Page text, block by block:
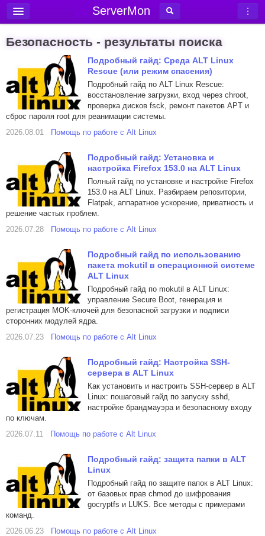
ServerMon
Новости
Блог
Статьи
Форум
Вход в аккаунт
Безопасность - результаты поиска
Подробный гайд: Среда ALT Linux
Rescue (или режим спасения)
Подробный гайд по ALT Linux Rescue:
восстановление загрузки, вход через chroot,
проверка дисков fsck, ремонт пакетов APT и
сброс пароля root для реанимации системы.
2026.08.01
Помощь по работе с Alt Linux
Подробный гайд: Установка и
настройка Firefox 153.0 на ALT Linux
Полный гайд по установке и настройке Firefox
153.0 на ALT Linux. Разбираем репозитории,
Flatpak, аппаратное ускорение, приватность и
решение частых проблем.
2026.07.28
Помощь по работе с Alt Linux
Подробный гайд по использованию
пакета mokutil в операционной системе
ALT Linux
Подробный гайд по mokutil в ALT Linux:
управление Secure Boot, генерация и
регистрация MOK-ключей для безопасной загрузки и подписи
сторонних модулей ядра.
2026.07.23
Помощь по работе с Alt Linux
Подробный гайд: Настройка SSH-
сервера в ALT Linux
Как установить и настроить SSH-сервер в ALT
Linux: пошаговый гайд по запуску sshd,
настройке брандмауэра и безопасному входу
по ключам.
2026.07.11
Помощь по работе с Alt Linux
Подробный гайд: защита папки в ALT
Linux
Подробный гайд по защите папок в ALT Linux:
от базовых прав chmod до шифрования
gocryptfs и LUKS. Все методы с примерами
команд.
2026.06.23
Помощь по работе с Alt Linux